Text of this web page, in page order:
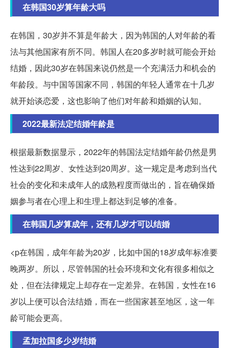
在韩国30岁算年龄大吗
在韩国，30岁并不算是年龄大，因为韩国的人对年龄的看
法与其他国家有所不同。韩国人在20多岁时就可能会开始
结婚，因此30岁在韩国来说仍然是一个充满活力和机会的
年龄段。与中国等国家不同，韩国的年轻人通常在十几岁
就开始谈恋爱，这也影响了他们对年龄和婚姻的认知。
2022最新法定结婚年龄是
根据最新数据显示，2022年的韩国法定结婚年龄仍然是男
性达到22周岁、女性达到20周岁。这一规定是考虑到当代
社会的变化和未成年人的成熟程度而做出的，旨在确保婚
姻参与者在心理上和生理上都达到足够的准备。
在韩国几岁算成年，还有几岁才可以结婚
<p在韩国，成年年龄为20岁，比如中国的18岁成年标准要
晚两岁。所以，尽管韩国的社会环境和文化有很多相似之
处，但在法律规定上却存在一定差异。在韩国，女性在16
岁以上便可以合法结婚，而在一些国家甚至地区，这一年
龄可能会更高。
孟加拉国多少岁结婚